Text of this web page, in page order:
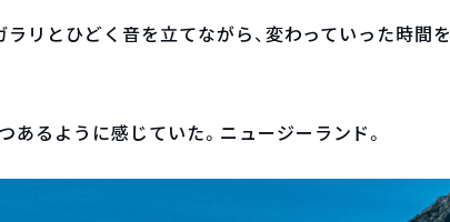
ラリとひどく音を立てながら、変わっていった時間を
あるように感じていた。ニュージーランド。